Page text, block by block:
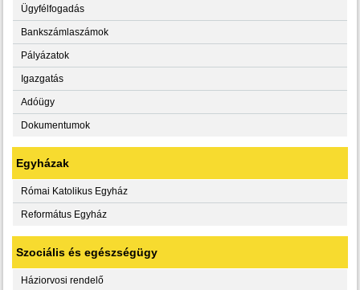
Ügyfélfogadás
Bankszámlaszámok
Pályázatok
Igazgatás
Adóügy
Dokumentumok
Egyházak
Római Katolikus Egyház
Református Egyház
Szociális és egészségügy
Háziorvosi rendelő